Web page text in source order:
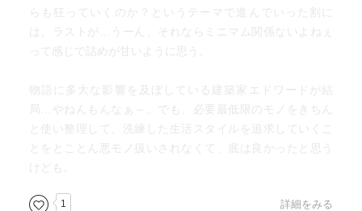
らも狂っていくのか？というテーマで進んでいった割に
は、ラストが…うーん、それならミニマム関係ないよねぇ
って感じで詰めが甘いように思う。
物語に多大な影響を及ぼしている建築家エドワードが結
局…やねんもんなぁ～。でも、必要最低限のモノをきちん
と使い整理して、洗練した生活スタイルを追求していくこ
とをとことん悪モノ扱いされなくて、底は良かったと思う
けども。
1 詳細をみる